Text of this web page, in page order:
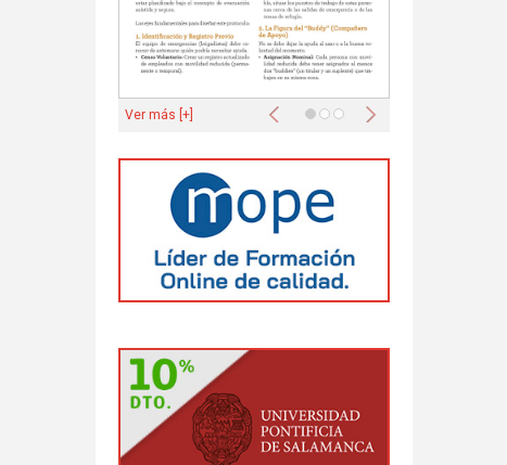
Anterior Siguiente
Ver más [+]